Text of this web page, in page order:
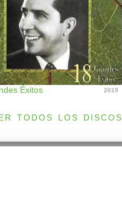
Éxitos 2019
todos los discos